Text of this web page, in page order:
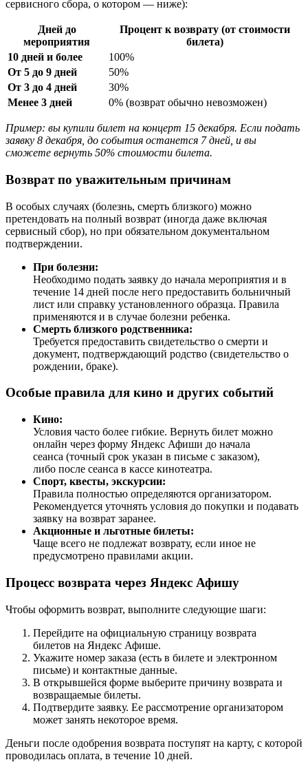
сервисного сбора, о котором — ниже):
Дней до
мероприятия
Процент к возврату (от стоимости
билета)
10 дней и более
100%
От 5 до 9 дней
50%
От 3 до 4 дней
30%
Менее 3 дней
0% (возврат обычно невозможен)
Пример: вы купили билет на концерт 15 декабря. Если подать
заявку 8 декабря, до события останется 7 дней, и вы
сможете вернуть 50% стоимости билета.
Возврат по уважительным причинам
В особых случаях (болезнь, смерть близкого) можно
претендовать на полный возврат (иногда даже включая
сервисный сбор), но при обязательном документальном
подтверждении.
При болезни:
Необходимо подать заявку до начала мероприятия и в
течение 14 дней после него предоставить больничный
лист или справку установленного образца. Правила
применяются и в случае болезни ребенка.
Смерть близкого родственника:
Требуется предоставить свидетельство о смерти и
документ, подтверждающий родство (свидетельство о
рождении, браке).
Особые правила для кино и других событий
Кино:
Условия часто более гибкие. Вернуть билет можно
онлайн через форму Яндекс Афиши до начала
сеанса (точный срок указан в письме с заказом),
либо после сеанса в кассе кинотеатра.
Спорт, квесты, экскурсии:
Правила полностью определяются организатором.
Рекомендуется уточнять условия до покупки и подавать
заявку на возврат заранее.
Акционные и льготные билеты:
Чаще всего не подлежат возврату, если иное не
предусмотрено правилами акции.
Процесс возврата через Яндекс Афишу
Чтобы оформить возврат, выполните следующие шаги:
Перейдите на официальную страницу возврата
билетов на Яндекс Афише.
Укажите номер заказа (есть в билете и электронном
письме) и контактные данные.
В открывшейся форме выберите причину возврата и
возвращаемые билеты.
Подтвердите заявку. Ее рассмотрение организатором
может занять некоторое время.
Деньги после одобрения возврата поступят на карту, с которой
проводилась оплата, в течение 10 дней.